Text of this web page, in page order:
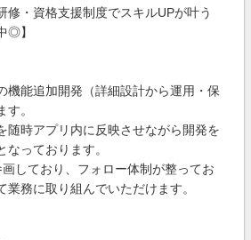
修・資格支援制度でスキルUPが叶う
◎】
機能追加開発（詳細設計から運用・保
。
随時アプリ内に反映させながら開発を
っております。
しており、フォロー体制が整ってお
業務に取り組んでいただけます。